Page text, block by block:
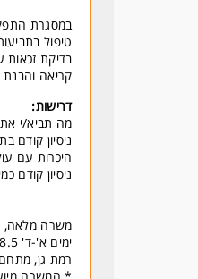
במסגרת
טיפול
בדיקת זכאות
קריאה והבנת
דרישות:
מה תביא/י
ניסיון קודם
היכרות עם
ניסיון קודם
משרה מלאה,
ימים א'-ד' 8.5 שעות, יום ה' 6 שעות (חמישי קצר)
רמת גן,